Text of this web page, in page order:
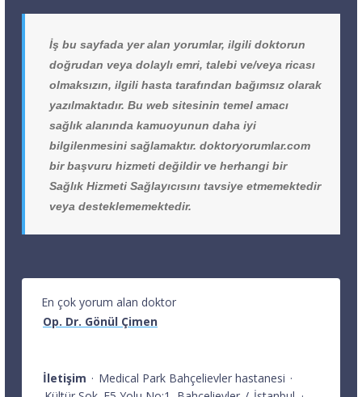
İş bu sayfada yer alan yorumlar, ilgili doktorun
doğrudan veya dolaylı emri, talebi ve/veya ricası
olmaksızın, ilgili hasta tarafından bağımsız olarak
yazılmaktadır. Bu web sitesinin temel amacı
sağlık alanında kamuoyunun daha iyi
bilgilenmesini sağlamaktır. doktoryorumlar.com
bir başvuru hizmeti değildir ve herhangi bir
Sağlık Hizmeti Sağlayıcısını tavsiye etmemektedir
veya desteklememektedir.
En çok yorum alan doktor
Op. Dr. Gönül Çimen
İletişim · Medical Park Bahçelievler hastanesi ·